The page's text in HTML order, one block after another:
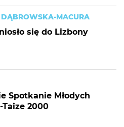
MACURA
się do Lizbony
Spotkanie Młodych
2000